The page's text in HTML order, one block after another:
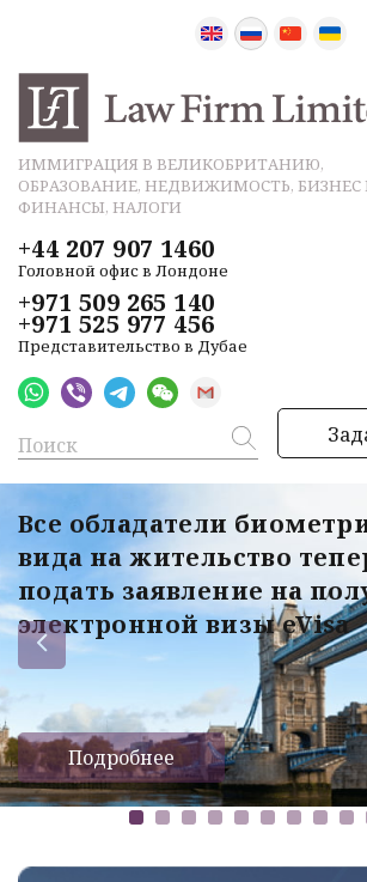
ИММИГРАЦИЯ В ВЕЛИКОБРИТАНИЮ,
ОБРАЗОВАНИЕ, НЕДВИЖИМОСТЬ, БИЗНЕС
ФИНАНСЫ, НАЛОГИ
+44 207 907 1460
Головной офис в Лондоне
+971 509 265 140
+971 525 977 456
Представительство в Дубае
Все обладатели
вида на жительство
подать заявление на
электронной визы eVisa
Подробнее